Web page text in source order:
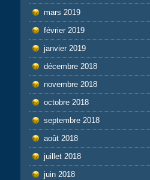
mars 2019
février 2019
janvier 2019
décembre 2018
novembre 2018
octobre 2018
septembre 2018
août 2018
juillet 2018
juin 2018